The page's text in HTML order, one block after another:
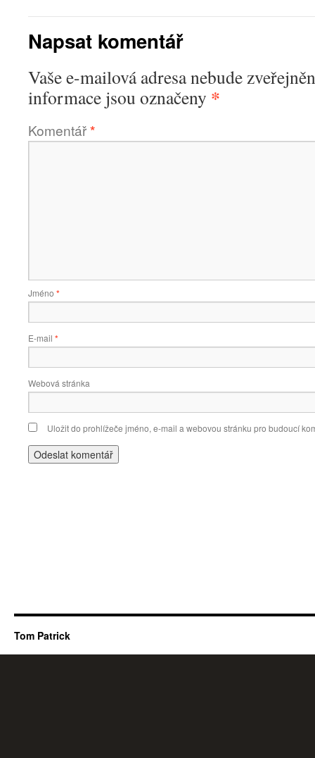
Napsat komentář
Vaše e-mailová adresa nebude
informace jsou označeny *
Komentář*
Jméno *
E-mail *
Webová stránka
Uložit do prohlížeče jméno, e-mail a webovou stránku pro budoucí
Tom Patrick